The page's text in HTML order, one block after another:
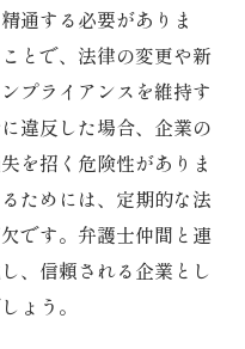
通する必要がありま
とで、法律の変更や新
プライアンスを維持す
違反した場合、企業の
を招く危険性がありま
ためには、定期的な法
です。弁護士仲間と連
、信頼される企業とし
ょう。